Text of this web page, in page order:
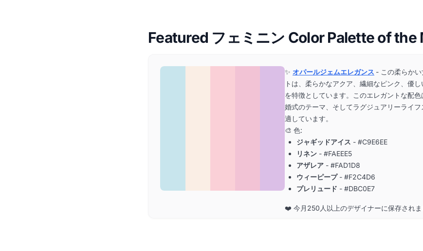
Featured フェミニン Color Palette of the
✨ オパールジェムエレガンス - この柔らか
トは、柔らかなアクア、繊細なピンク、優
を特徴としています。このエレガントな配
婚式のテーマ、そしてラグジュアリーライ
適しています。
🎨 色:
ジャギッドアイス - #C9E6EE
リネン - #FAEEE5
アザレア - #FAD1D8
ウィーピープ- #F2C4D6
プレリュード - #DBC0E7
❤️ 今月250人以上のデザイナーに保存されま